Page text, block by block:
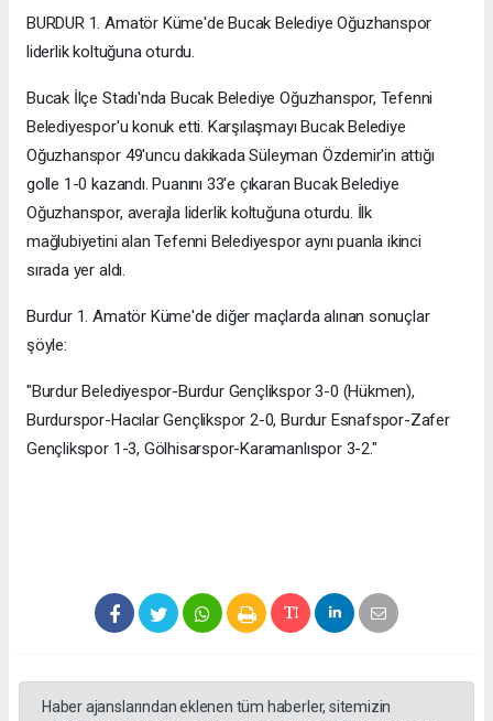
BURDUR 1. Amatör Küme'de Bucak Belediye Oğuzhanspor
liderlik koltuğuna oturdu.
Bucak İlçe Stadı'nda Bucak Belediye Oğuzhanspor, Tefenni
Belediyespor'u konuk etti. Karşılaşmayı Bucak Belediye
Oğuzhanspor 49'uncu dakikada Süleyman Özdemir'in attığı
golle 1-0 kazandı. Puanını 33'e çıkaran Bucak Belediye
Oğuzhanspor, averajla liderlik koltuğuna oturdu. İlk
mağlubiyetini alan Tefenni Belediyespor aynı puanla ikinci
sırada yer aldı.
Burdur 1. Amatör Küme'de diğer maçlarda alınan sonuçlar
şöyle:
"Burdur Belediyespor-Burdur Gençlikspor 3-0 (Hükmen),
Burdurspor-Hacılar Gençlikspor 2-0, Burdur Esnafspor-Zafer
Gençlikspor 1-3, Gölhisarspor-Karamanlıspor 3-2."
Haber ajanslarından eklenen tüm haberler, sitemizin